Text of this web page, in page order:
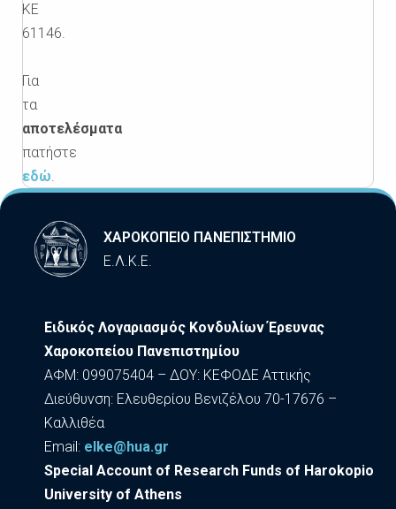
ΚΕ
61146.
Για
τα
αποτελέσματα
πατήστε
εδώ.
ΧΑΡΟΚΟΠΕΙΟ ΠΑΝΕΠΙΣΤΗΜΙΟ
Ε.Λ.Κ.Ε.
Ειδικός Λογαριασμός Κονδυλίων Έρευνας
Χαροκοπείου Πανεπιστημίου
ΑΦΜ: 099075404 – ΔΟΥ: ΚΕΦΟΔΕ Αττικής
Διεύθυνση: Ελευθερίου Βενιζέλου 70-17676 –
Καλλιθέα
Εmail: elke@hua.gr
Special Account of Research Funds of Harokopio
University of Athens